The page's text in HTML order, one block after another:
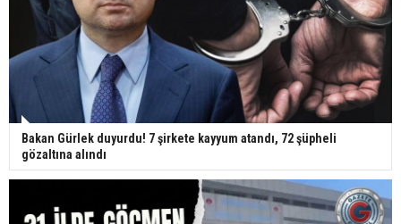
Bakan Gürlek duyurdu! 7 şirkete kayyum atandı, 72 şüpheli
gözaltına alındı